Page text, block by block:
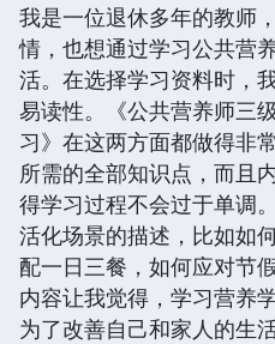
我是一位退休多年的教师
情，也想通过学习公共营
活。在选择学习资料时，
易读性。《公共营养师三
习》在这两方面都做得非
所需的全部知识点，而且
得学习过程不会过于单调
活化场景的描述，比如如
配一日三餐，如何应对节
内容让我觉得，学习营养
为了改善自己和家人的生